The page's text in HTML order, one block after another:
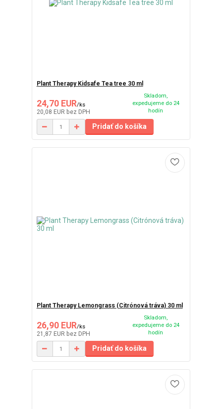
Plant Therapy Kidsafe Tea tree 30 ml
24,70 EUR/ks
20,08 EUR bez DPH
Skladom,
expedujeme do 24
hodín
Pridať do košíka
Plant Therapy Lemongrass (Citrónová tráva) 30 ml
26,90 EUR/ks
21,87 EUR bez DPH
Skladom,
expedujeme do 24
hodín
Pridať do košíka